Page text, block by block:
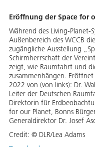
Eröffnung der Space for
Während des Living-Planet-
Außenbereich des WCCB
zugängliche Ausstellung
Schirmherrschaft der
zeigt, wie Raumfahrt und
zusammenhängen.
2022 von (von links): Dr.
Leiter der Deutschen
Direktorin für
for our Planet, Bonns
Generaldirektor Dr. Josef
Credit: © DLR/Lea Adams